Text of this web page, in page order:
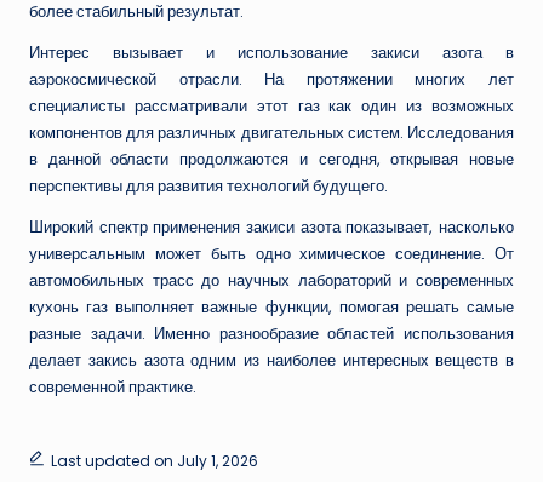
более стабильный результат.
Интерес вызывает и использование закиси азота в
аэрокосмической отрасли. На протяжении многих лет
специалисты рассматривали этот газ как один из возможных
компонентов для различных двигательных систем. Исследования
в данной области продолжаются и сегодня, открывая новые
перспективы для развития технологий будущего.
Широкий спектр применения закиси азота показывает, насколько
универсальным может быть одно химическое соединение. От
автомобильных трасс до научных лабораторий и современных
кухонь газ выполняет важные функции, помогая решать самые
разные задачи. Именно разнообразие областей использования
делает закись азота одним из наиболее интересных веществ в
современной практике.
Last updated on July 1, 2026